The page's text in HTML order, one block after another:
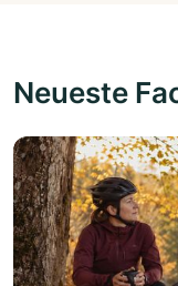
Neueste